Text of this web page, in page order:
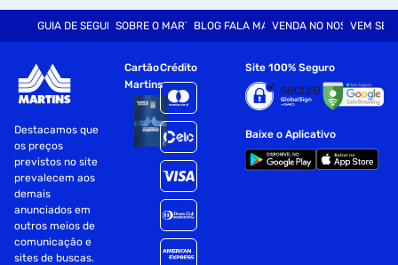
GUIA DE SEGURANÇASOBRE O MARTINSBLOG FALA MARTVENDA NO NOSSO SITE
VEM SER
Destacamos que
os preços
previstos no site
prevalecem aos
demais
anunciados em
outros meios de
comunicação e
sites de buscas.
Cartão
Martins
Crédito Site 100% Seguro
Baixe o Aplicativo